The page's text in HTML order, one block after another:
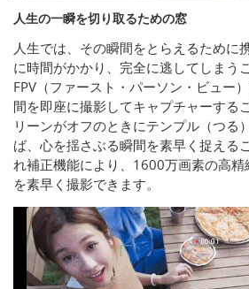
人生の一瞬を切り取るための窓
人生では、その瞬間をとらえるために
に時間がかかり、完全に逃してしまう
FPV（ファースト・パーソン・ビュー
間を即座に撮影してキャプチャーする
リーンがオフのときにテンプル（つる
ば、心を揺さぶる瞬間を素早く捉える
れ補正機能により、1600万画素の高
を素早く撮影できます。